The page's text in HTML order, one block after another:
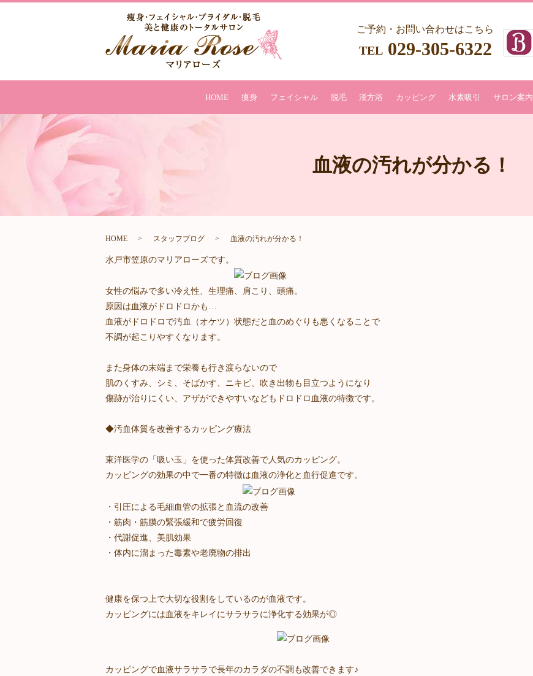
ご予約・お問い合わせはこちら
TEL029-305-6322
HOME 痩身 フェイシャル 脱毛 漢方浴 カッピング 水素吸引 サロン案内
血液の汚れが分かる！
HOME スタッフブログ 血液の汚れが分かる！
水戸市笠原のマリアローズです。
女性の悩みで多い冷え性、生理痛、肩こり、頭痛。
原因は血液がドロドロかも…
血液がドロドロで汚血（オケツ）状態だと血のめぐりも悪くなることで
不調が起こりやすくなります。
また身体の末端まで栄養も行き渡らないので
肌のくすみ、シミ、そばかす、ニキビ、吹き出物も目立つようになり
傷跡が治りにくい、アザができやすいなどもドロドロ血液の特徴です。
◆汚血体質を改善するカッピング療法
東洋医学の「吸い玉」を使った体質改善で人気のカッピング。
カッピングの効果の中で一番の特徴は血液の浄化と血行促進です。
・引圧による毛細血管の拡張と血流の改善
・筋肉・筋膜の緊張緩和で疲労回復
・代謝促進、美肌効果
・体内に溜まった毒素や老廃物の排出
健康を保つ上で大切な役割をしているのが血液です。
カッピングには血液をキレイにサラサラに浄化する効果が◎
カッピングで血液サラサラで長年のカラダの不調も改善できます♪